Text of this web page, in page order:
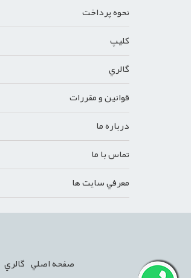
نحوه پرداخت
کليپ
گالري
قوانين و مقررات
درباره ما
تماس با ما
معرفي سايت ها
صفحه اصلي گالري